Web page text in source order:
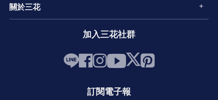
關於三花
加入三花社群
訂閱電子報